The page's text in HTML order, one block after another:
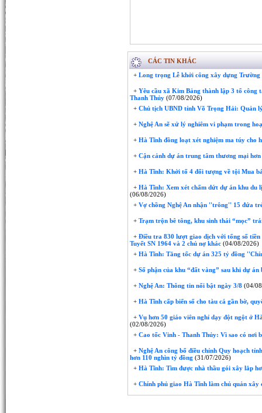
CÁC TIN KHÁC
+ Long trọng Lễ khởi công xây dựng
+ Yêu cầu xã Kim Bảng thành lập 3 tổ công
Thanh Thủy (07/08/2026)
+ Chủ tịch UBND tỉnh Võ Trọng Hải: Quản
+ Nghệ An sẽ xử lý nghiêm vi phạm trong
+ Hà Tĩnh đồng loạt xét nghiệm ma túy cho
+ Cận cảnh dự án trung tâm thương mại
+ Hà Tĩnh: Khởi tố 4 đối tượng về tội Mua
+ Hà Tĩnh: Xem xét chấm dứt dự án khu du
(06/08/2026)
+ Vợ chồng Nghệ An nhận ''trông'' 15 đứa
+ Trạm trộn bê tông, khu sinh thái “mọc”
+ Điều tra 830 lượt giao dịch với tổng số
Tuyết SN 1964 và 2 chủ nợ khác (04/08/2026)
+ Hà Tĩnh: Tăng tốc dự án 325 tỷ đồng
+ Số phận của khu “đất vàng” sau khi dự
+ Nghệ An: Thông tin nổi bật ngày 3/8 (04/
+ Hà Tĩnh cấp biển số cho tàu cá gần bờ,
+ Vụ hơn 50 giáo viên nghỉ dạy đột ngột ở
(02/08/2026)
+ Cao tốc Vinh - Thanh Thủy: Vì sao có nơi
+ Nghệ An công bố điều chỉnh Quy hoạch
hơn 110 nghìn tỷ đồng (31/07/2026)
+ Hà Tĩnh: Tìm được nhà thầu gói xây lắp
+ Chính phủ giao Hà Tĩnh làm chủ quản xây